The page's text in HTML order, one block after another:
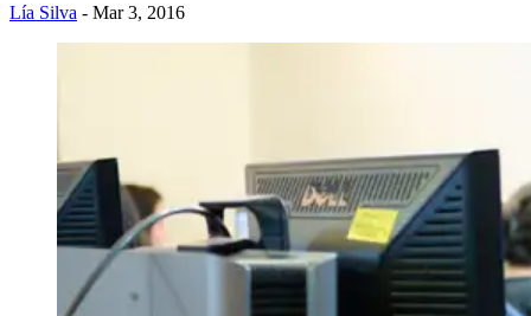
Lía Silva - Mar 3, 2016